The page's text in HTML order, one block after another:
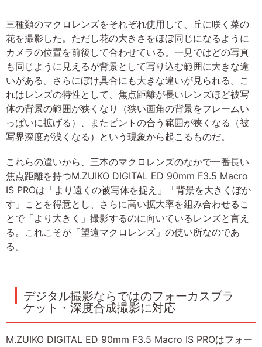
三種類のマクロレンズをそれぞれ使用して、丘に咲く菜の
花を撮影した。ただし花の大きさをほぼ同じになるように
カメラの位置を前後して合わせている。一見ではどの写真
も同じように見えるが背景として写り込む範囲に大きな違
いがある。さらにぼけ具合にも大きな違いが見られる。こ
れはレンズの特性として、焦点距離が長いレンズほど被写
体の背景の範囲が狭くなり（狭い画角の背景をフレームい
っぱいに拡げる）、またピントの合う範囲が狭くなる（被
写界深度が浅くなる）という現象から起こるものだ。
これらの違いから、三本のマクロレンズのなかで一番長い
焦点距離を持つM.ZUIKO DIGITAL ED 90mm F3.5 Macro
IS PROは「より遠くの被写体を捉え」「背景を大きくぼか
す」ことを得意とし、さらに高い拡大率を組み合わせるこ
とで「より大きく」撮影するのに向いているレンズと言え
る。これこそが「望遠マクロレンズ」の使い所なのであ
る。
デジタル撮影ならではのフォーカスブラ
ケット・深度合成撮影に対応
M.ZUIKO DIGITAL ED 90mm F3.5 Macro IS PROはフォー